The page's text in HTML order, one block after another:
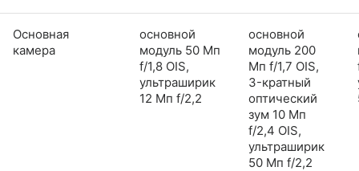
Основная
камера
основной
модуль 50 Мп
f/1,8 OIS,
ультраширик
12 Мп f/2,2
основной
модуль 200
Мп f/1,7 OIS,
3-кратный
оптический
зум 10 Мп
f/2,4 OIS,
ультраширик
50 Мп f/2,2